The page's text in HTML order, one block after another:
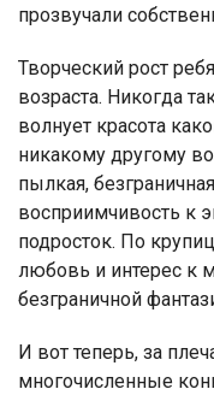
прозвучали
Творческий рост
возраста. Никогда
волнует красота
никакому другому
пылкая,
восприимчивость к
подросток. По
любовь и интерес к
безграничной
И вот теперь, за
многочисленные